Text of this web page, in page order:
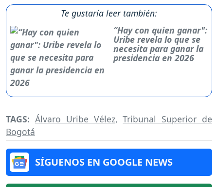
Te gustaría leer también:
“Hay con quien ganar":
Uribe revela lo que se
necesita para ganar la
presidencia en 2026
TAGS: Álvaro Uribe Vélez,Tribunal Superior de
Bogotá
SÍGUENOS EN GOOGLE NEWS